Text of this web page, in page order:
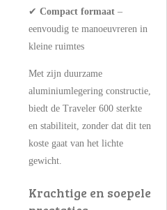
✔ Compact formaat –
eenvoudig te manoeuvreren in
kleine ruimtes
Met zijn duurzame
aluminiumlegering constructie,
biedt de Traveler 600 sterkte
en stabiliteit, zonder dat dit ten
koste gaat van het lichte
gewicht.
Krachtige en soepele